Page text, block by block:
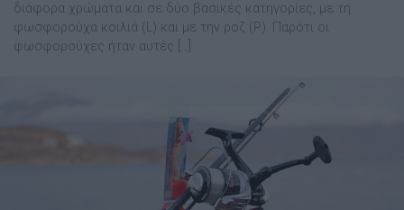
διάφορα χρώµατα και σε δύο βασικές κατηγορίες, µε τη
φωσφορούχα κοιλιά (L) και µε την ροζ (P). Παρότι οι
φωσφορούχες ήταν αυτές […]